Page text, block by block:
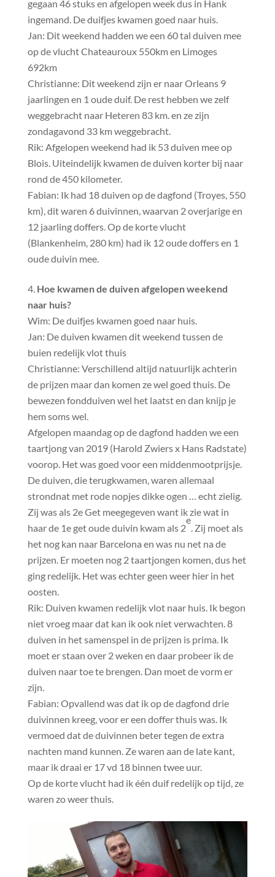
gegaan 46 stuks en afgelopen week dus in Hank
ingemand. De duifjes kwamen goed naar huis.
Jan: Dit weekend hadden we een 60 tal duiven mee
op de vlucht Chateauroux 550km en Limoges
692km
Christianne: Dit weekend zijn er naar Orleans 9
jaarlingen en 1 oude duif. De rest hebben we zelf
weggebracht naar Heteren 83 km. en ze zijn
zondagavond 33 km weggebracht.
Rik: Afgelopen weekend had ik 53 duiven mee op
Blois. Uiteindelijk kwamen de duiven korter bij naar
rond de 450 kilometer.
Fabian: Ik had 18 duiven op de dagfond (Troyes, 550
km), dit waren 6 duivinnen, waarvan 2 overjarige en
12 jaarling doffers. Op de korte vlucht
(Blankenheim, 280 km) had ik 12 oude doffers en 1
oude duivin mee.
Hoe kwamen de duiven afgelopen weekend
naar huis?
Wim: De duifjes kwamen goed naar huis.
Jan: De duiven kwamen dit weekend tussen de
buien redelijk vlot thuis
Christianne: Verschillend altijd natuurlijk achterin
de prijzen maar dan komen ze wel goed thuis. De
bewezen fondduiven wel het laatst en dan knijp je
hem soms wel.
Afgelopen maandag op de dagfond hadden we een
taartjong van 2019 (Harold Zwiers x Hans Radstate)
voorop. Het was goed voor een middenmootprijsje.
De duiven, die terugkwamen, waren allemaal
strondnat met rode nopjes dikke ogen … echt zielig.
Zij was als 2e Get meegegeven want ik zie wat in
haar de 1e get oude duivin kwam als 2
e
. Zij moet als
het nog kan naar Barcelona en was nu net na de
prijzen. Er moeten nog 2 taartjongen komen, dus het
ging redelijk. Het was echter geen weer hier in het
oosten.
Rik: Duiven kwamen redelijk vlot naar huis. Ik begon
niet vroeg maar dat kan ik ook niet verwachten. 8
duiven in het samenspel in de prijzen is prima. Ik
moet er staan over 2 weken en daar probeer ik de
duiven naar toe te brengen. Dan moet de vorm er
zijn.
Fabian: Opvallend was dat ik op de dagfond drie
duivinnen kreeg, voor er een doffer thuis was. Ik
vermoed dat de duivinnen beter tegen de extra
nachten mand kunnen. Ze waren aan de late kant,
maar ik draai er 17 vd 18 binnen twee uur.
Op de korte vlucht had ik één duif redelijk op tijd, ze
waren zo weer thuis.